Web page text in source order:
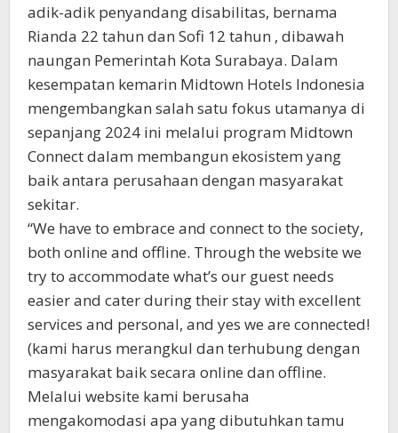
adik-adik penyandang disabilitas, bernama
Rianda 22 tahun dan Sofi 12 tahun , dibawah
naungan Pemerintah Kota Surabaya. Dalam
kesempatan kemarin Midtown Hotels Indonesia
mengembangkan salah satu fokus utamanya di
sepanjang 2024 ini melalui program Midtown
Connect dalam membangun ekosistem yang
baik antara perusahaan dengan masyarakat
sekitar.
“We have to embrace and connect to the society,
both online and offline. Through the website we
try to accommodate what’s our guest needs
easier and cater during their stay with excellent
services and personal, and yes we are connected!
(kami harus merangkul dan terhubung dengan
masyarakat baik secara online dan offline.
Melalui website kami berusaha
mengakomodasi apa yang dibutuhkan tamu